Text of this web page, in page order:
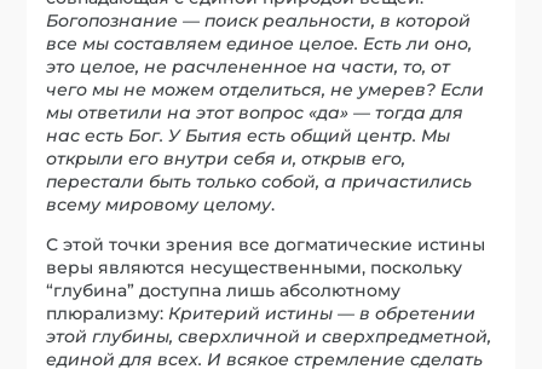
Богопознание — поиск реальности, в которой
все мы составляем единое целое. Есть ли оно,
это целое, не расчлененное на части, то, от
чего мы не можем отделиться, не умерев? Если
мы ответили на этот вопрос «да» — тогда для
нас есть Бог. У Бытия есть общий центр. Мы
открыли его внутри себя и, открыв его,
перестали быть только собой, а причастились
всему мировому целому.
С этой точки зрения все догматические истины
веры являются несущественными, поскольку
“глубина” доступна лишь абсолютному
плюрализму: Критерий истины — в обретении
этой глубины, сверхличной и сверхпредметной,
единой для всех. И всякое стремление сделать